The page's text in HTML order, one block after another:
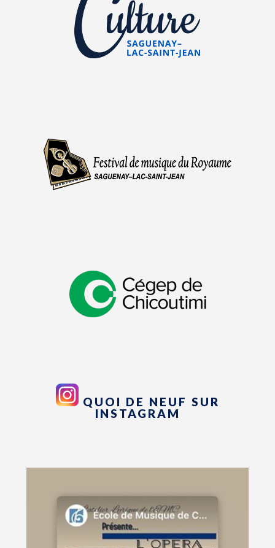
QUOI DE NEUF SUR
INSTAGRAM